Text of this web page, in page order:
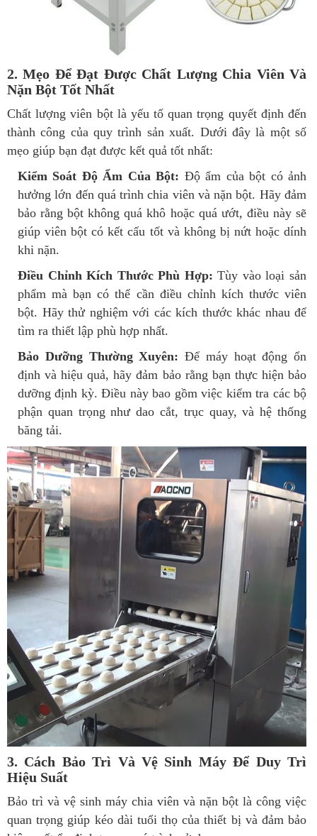
2. Mẹo Để Đạt Được Chất Lượng Chia Viên Và
Nặn Bột Tốt Nhất
Chất lượng viên bột là yếu tố quan trọng quyết định đến
thành công của quy trình sản xuất. Dưới đây là một số
mẹo giúp bạn đạt được kết quả tốt nhất:
Kiểm Soát Độ Ẩm Của Bột: Độ ẩm của bột có ảnh
hưởng lớn đến quá trình chia viên và nặn bột. Hãy đảm
bảo rằng bột không quá khô hoặc quá ướt, điều này sẽ
giúp viên bột có kết cấu tốt và không bị nứt hoặc dính
khi nặn.
Điều Chỉnh Kích Thước Phù Hợp: Tùy vào loại sản
phẩm mà bạn có thể cần điều chỉnh kích thước viên
bột. Hãy thử nghiệm với các kích thước khác nhau để
tìm ra thiết lập phù hợp nhất.
Bảo Dưỡng Thường Xuyên: Để máy hoạt động ổn
định và hiệu quả, hãy đảm bảo rằng bạn thực hiện bảo
dưỡng định kỳ. Điều này bao gồm việc kiểm tra các bộ
phận quan trọng như dao cắt, trục quay, và hệ thống
băng tải.
3. Cách Bảo Trì Và Vệ Sinh Máy Để Duy Trì
Hiệu Suất
Bảo trì và vệ sinh máy chia viên và nặn bột là công việc
quan trọng giúp kéo dài tuổi thọ của thiết bị và đảm bảo